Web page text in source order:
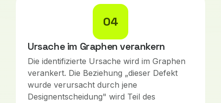
04
Ursache im Graphen verankern
Die identifizierte Ursache wird im Graphen
verankert. Die Beziehung „dieser Defekt
wurde verursacht durch jene
Designentscheidung" wird Teil des